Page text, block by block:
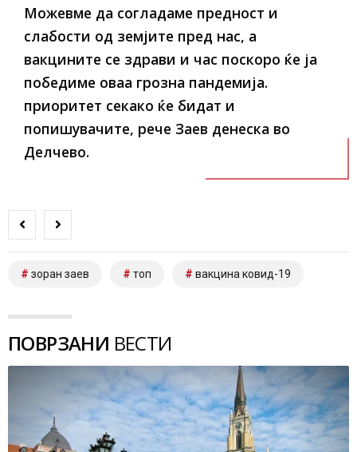
Можевме да согладаме предност и
слабости од земјите пред нас, а
вакцините се здрави и час поскоро ќе ја
победиме оваа грозна пандемија.
приоритет секако ќе бидат и
попишувачите, рече Заев денеска во
Делчево.
зоран заев топ вакцина ковид-19
ПОВРЗАНИ ВЕСТИ